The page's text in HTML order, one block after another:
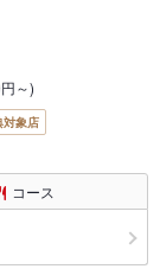
～)
対象店
コース